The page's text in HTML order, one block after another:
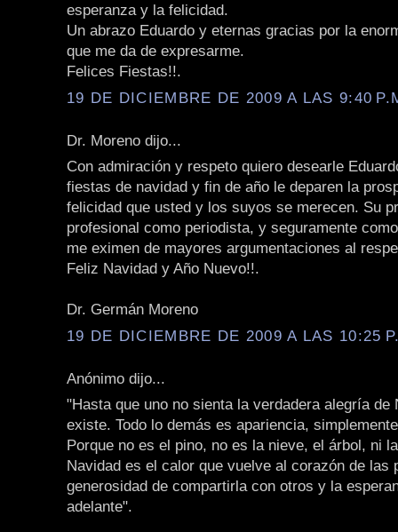
esperanza y la felicidad.
Un abrazo Eduardo y eternas gracias por la
que me da de expresarme.
Felices Fiestas!!.
19 DE DICIEMBRE DE 2009 A LAS 9:40
Dr. Moreno dijo...
Con admiración y respeto quiero desearle
fiestas de navidad y fin de año le deparen la
felicidad que usted y los suyos se merecen. Su
profesional como periodista, y seguramente
me eximen de mayores argumentaciones al
Feliz Navidad y Año Nuevo!!.
Dr. Germán Moreno
19 DE DICIEMBRE DE 2009 A LAS 10:25
Anónimo dijo...
"Hasta que uno no sienta la verdadera alegría de
existe. Todo lo demás es apariencia,
Porque no es el pino, no es la nieve, el árbol, ni
Navidad es el calor que vuelve al corazón de las
generosidad de compartirla con otros y la
adelante".